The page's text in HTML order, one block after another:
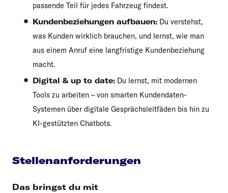
passende Teil für jedes Fahrzeug findest.
Kundenbeziehungen aufbauen: Du verstehst,
was Kunden wirklich brauchen, und lernst, wie man
aus einem Anruf eine langfristige Kundenbeziehung
macht.
Digital & up to date: Du lernst, mit modernen
Tools zu arbeiten – von smarten Kundendaten-
Systemen über digitale Gesprächsleitfäden bis hin zu
KI-gestützten Chatbots.
Stellenanforderungen
Das bringst du mit